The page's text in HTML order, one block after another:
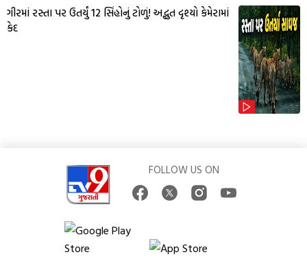
ગીરમાં રસ્તા પર ઉતર્યું 12 સિંહોનું ટોળું! અદ્ભુત દૃશ્યો કેમેરામાં
કેદ
FOLLOW US ON